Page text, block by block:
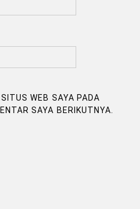
WEB SAYA PADA
SAYA BERIKUTNYA.